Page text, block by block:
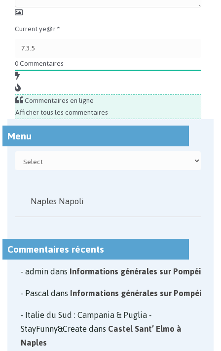
Current ye@r*
0Commentaires
Commentaires en ligne
Afficher tous les commentaires
Menu
Naples Napoli
Commentaires récents
admindansInformations générales sur Pompéi
PascaldansInformations générales sur Pompéi
Italie du Sud : Campania & Puglia -
StayFunny&CreatedansCastel Sant’ Elmo à
Naples